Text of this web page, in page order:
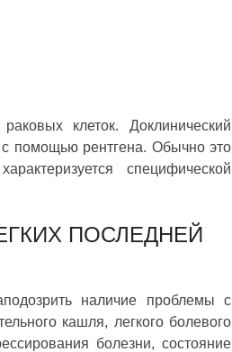
клеток. Доклинический
помощью рентгена. Обычно это
специфической
ПОСЛЕДНЕЙ
наличие проблемы с
кашля, легкого болевого
болезни, состояние